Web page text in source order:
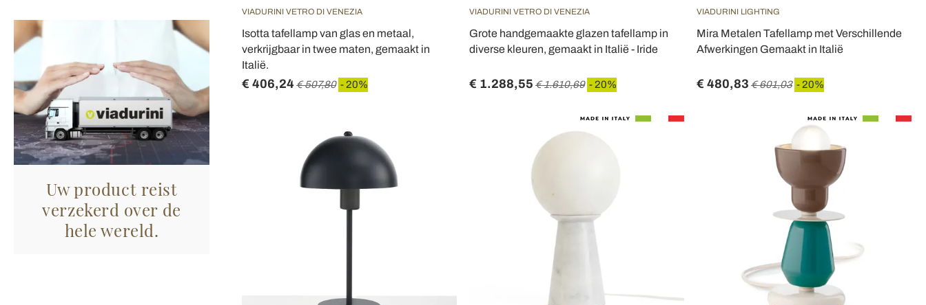
Uw product reist
verzekerd over de
hele wereld.
VIADURINI VETRO DI VENEZIA
Isotta tafellamp van glas en metaal,
verkrijgbaar in twee maten, gemaakt in
Italië.
€ 406,24€ 507,80 - 20%
VIADURINI VETRO DI VENEZIA
Grote handgemaakte glazen tafellamp in
diverse kleuren, gemaakt in Italië - Iride
€ 1.288,55 € 1.610,69 - 20%
VIADURINI LIGHTING
Mira Metalen Tafellamp met Verschillende
Afwerkingen Gemaakt in Italië
€ 480,83 € 601,03 - 20%